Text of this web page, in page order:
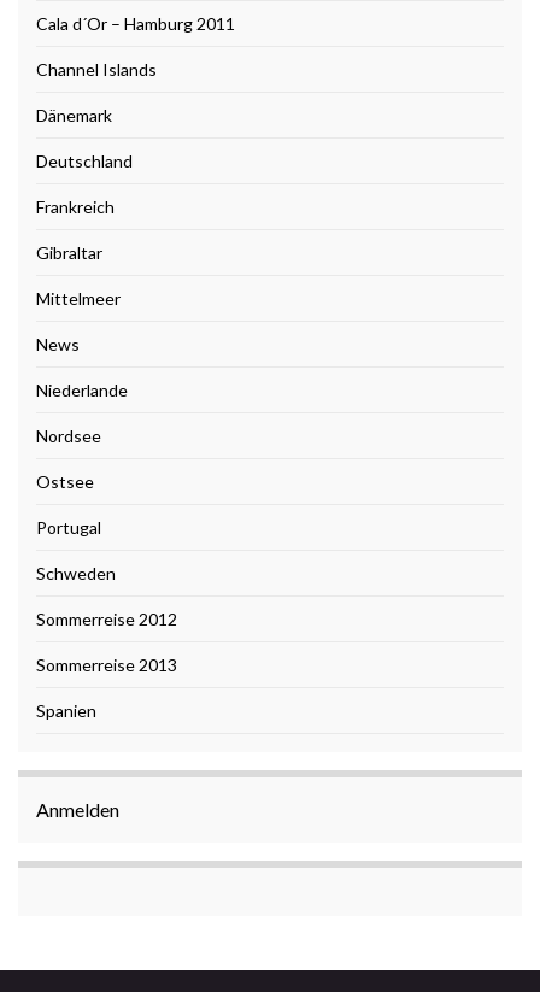
Cala d´Or – Hamburg 2011
Channel Islands
Dänemark
Deutschland
Frankreich
Gibraltar
Mittelmeer
News
Niederlande
Nordsee
Ostsee
Portugal
Schweden
Sommerreise 2012
Sommerreise 2013
Spanien
Anmelden